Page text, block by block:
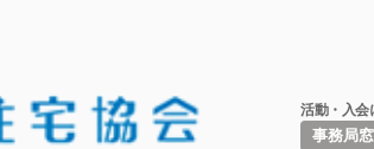
活動・入会
事務局